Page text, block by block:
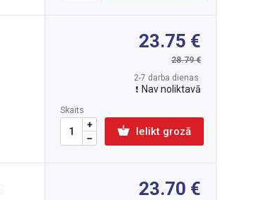
23.75
28.79
2-7 darba dienas
Nav noliktavā
Skaits
Ielikt grozā
23.70